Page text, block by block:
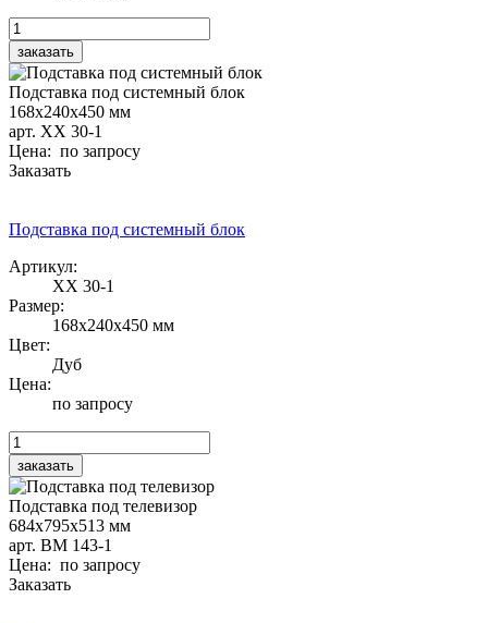
Подставка под системный блок
168х240х450 мм
арт. ХХ 30-1
Цена: по запросу
Заказать
Подставка под системный блок
Артикул:
ХХ 30-1
Размер:
168х240х450 мм
Цвет:
Дуб
Цена:
по запросу
Подставка под телевизор
684х795х513 мм
арт. ВМ 143-1
Цена: по запросу
Заказать